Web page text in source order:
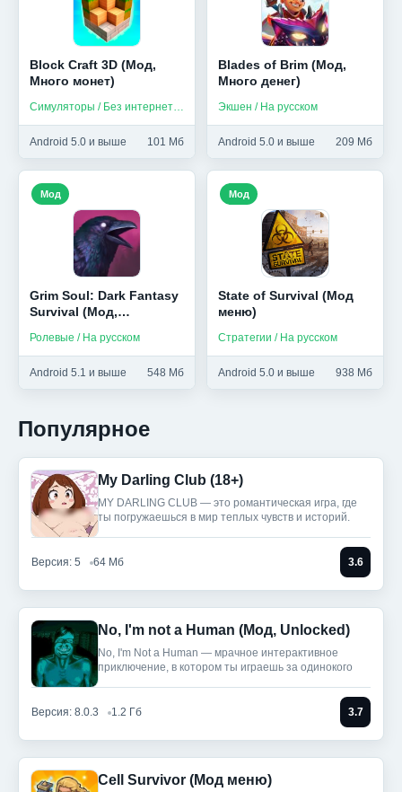
Block Craft 3D (Мод,
Много монет)
Симуляторы / Без интернета / На русском
Android 5.0 и выше 101 Мб
Blades of Brim (Мод,
Много денег)
Экшен / На русском
Android 5.0 и выше 209 Мб
Grim Soul: Dark Fantasy
Survival (Мод,
Ролевые / На русском
Android 5.1 и выше 548 Мб
Мод
State of Survival (Мод
меню)
Стратегии / На русском
Android 5.0 и выше 938 Мб
Мод
Популярное
My Darling Club (18+)
MY DARLING CLUB — это романтическая игра, где
ты погружаешься в мир теплых чувств и историй.
Версия: 5 64 Мб 3.6
No, I'm not a Human (Мод, Unlocked)
No, I'm Not a Human — мрачное интерактивное
приключение, в котором ты играешь за одинокого
Версия: 8.0.3 1.2 Гб 3.7
Cell Survivor (Мод меню)